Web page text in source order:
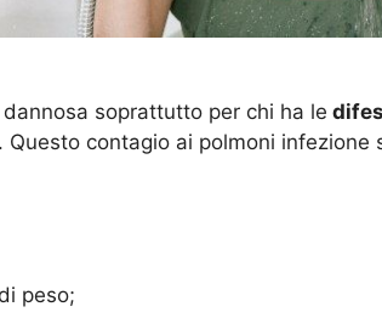
soprattutto per chi ha le
. Questo contagio ai polmoni infezione
peso;